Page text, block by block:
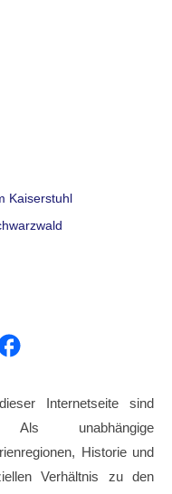
Kaiserstuhl
Internetseite sind
Als unabhängige
Historie und
Verhältnis zu den